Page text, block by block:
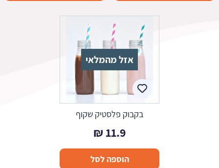
אזל מהמלאי
בקבוק פלסטיק שקוף
11.9
₪
הוספה לסל